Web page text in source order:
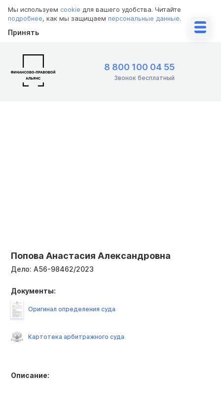
Мы используем cookie для вашего удобства. Читайте
подробнее, как мы защищаем персональные данные.
Принять
8 800 100 04 55
Звонок бесплатный
Попова Анастасия Александровна
Дело: А56-98462/2023
Описание:
Документы:
Оригинал определения суда
Картотека арбитражного суда